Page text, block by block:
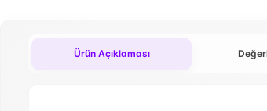
Ürün Açıklaması